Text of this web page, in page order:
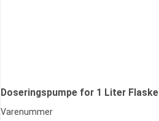
Doseringspumpe for 1 Liter Flaske
Varenummer